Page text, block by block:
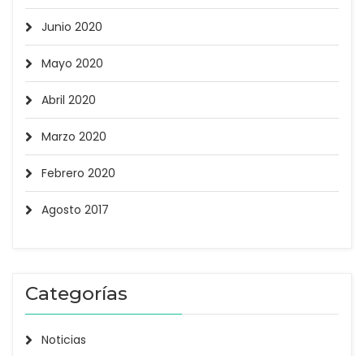
Junio 2020
Mayo 2020
Abril 2020
Marzo 2020
Febrero 2020
Agosto 2017
Categorías
Noticias